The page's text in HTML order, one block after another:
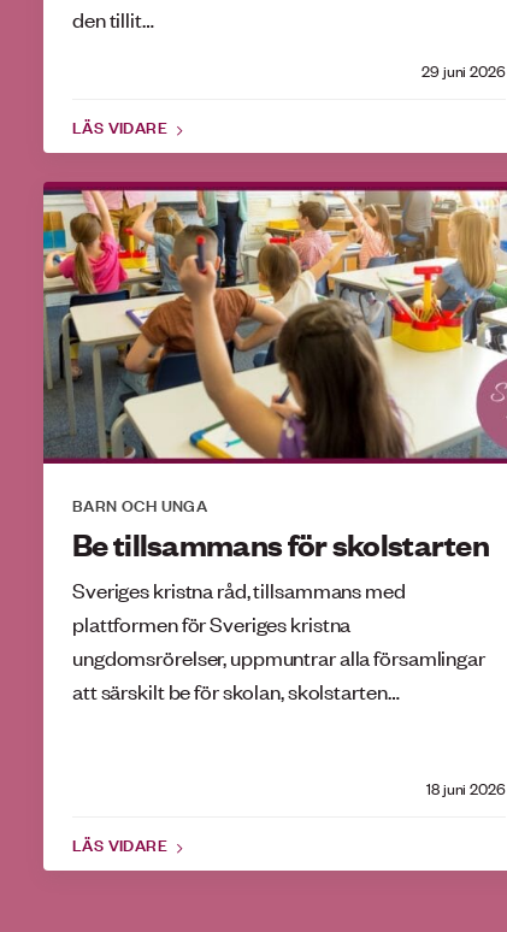
29 juni 2026
den tillit…
LÄS VIDARE
BARN OCH UNGA
Be tillsammans för skolstarten
18 juni 2026
Sveriges kristna råd, tillsammans med
plattformen för Sveriges kristna
ungdomsrörelser, uppmuntrar alla församlingar
att särskilt be för skolan, skolstarten…
LÄS VIDARE